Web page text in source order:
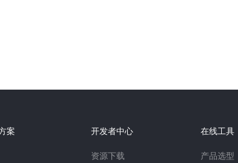
案
开发者中心
资源下载
在线工具
产品选型